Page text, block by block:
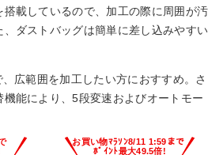
載しているので、加工の際に周囲が汚
ダストバッグは簡単に差し込みやすい
広範囲を加工したい方におすすめ。さ
機能により、5段変速およびオートモー